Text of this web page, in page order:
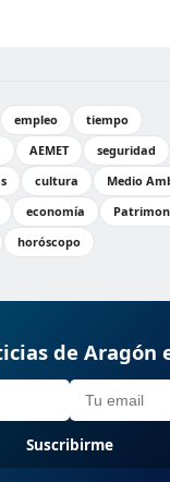
empleo
tiempo
AEMET seguridad
cultura
Medio
economía
horóscopo
de Aragón
Suscribirme